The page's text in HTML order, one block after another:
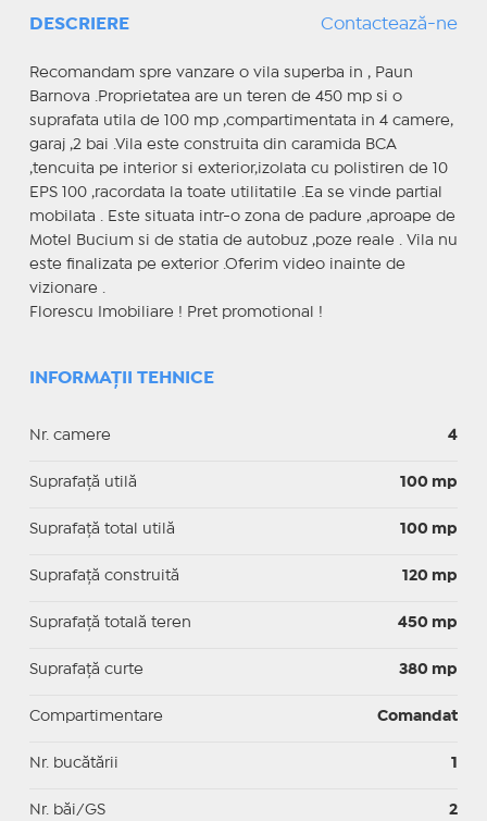
DESCRIERE Contactează-ne
Recomandam spre vanzare o vila superba in , Paun
Barnova .Proprietatea are un teren de 450 mp si o
suprafata utila de 100 mp ,compartimentata in 4 camere,
garaj ,2 bai .Vila este construita din caramida BCA
,tencuita pe interior si exterior,izolata cu polistiren de 10
EPS 100 ,racordata la toate utilitatile .Ea se vinde partial
mobilata . Este situata intr-o zona de padure ,aproape de
Motel Bucium si de statia de autobuz ,poze reale . Vila nu
este finalizata pe exterior .Oferim video inainte de
vizionare .
Florescu Imobiliare ! Pret promotional !
INFORMAȚII TEHNICE
Nr. camere 4
Suprafaţă utilă 100 mp
Suprafaţă total utilă 100 mp
Suprafaţă construită 120 mp
Suprafață totală teren 450 mp
Suprafaţă curte 380 mp
Compartimentare Comandat
Nr. bucătării 1
Nr. băi/GS 2